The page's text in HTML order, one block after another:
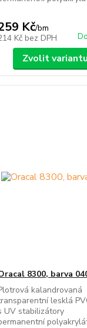
Kč/bm
Kč bez DPH
Zvolit variantu
8300, barva
kalandrovaná
lesklá
UV stabilizátory